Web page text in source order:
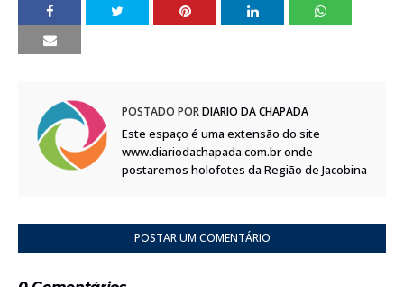
POSTADO PORDIÁRIO DA CHAPADA
Este espaço é uma extensão do site
www.diariodachapada.com.br onde
postaremos holofotes da Região de Jacobina
POSTAR UM COMENTÁRIO